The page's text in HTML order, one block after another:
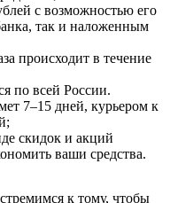
с возможностью его
так и наложенным
происходит в течение
по всей России.
7–15 дней, курьером к
скидок и акций
ваши средства.
к тому, чтобы